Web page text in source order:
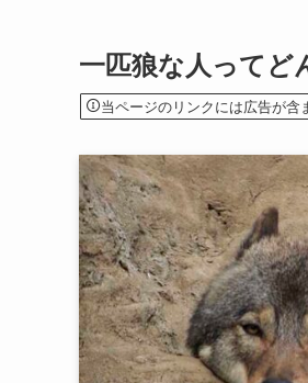
一匹狼な人ってど
当ページのリンクには広告が含